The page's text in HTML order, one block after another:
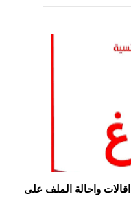
واحالة الملف على